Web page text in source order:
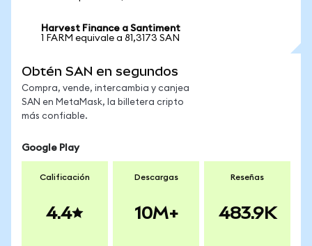
Harvest Finance a Santiment
1 FARM equivale a 81,3173 SAN
Obtén SAN en segundos
Compra, vende, intercambia y canjea
SAN en MetaMask, la billetera cripto
más confiable.
Google Play
Calificación
4.4
Descargas
10M+
Reseñas
483.9K